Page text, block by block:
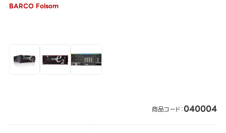
BARCO Folsom
商品コード：040004